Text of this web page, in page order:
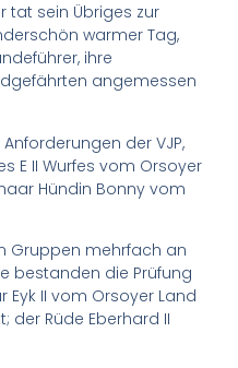
tat sein Übriges zur
warmer Tag,
ihre
angemessen
der VJP,
E II Wurfes vom Orsoyer
Hündin Bonny vom
Gruppen mehrfach an
bestanden die Prüfung
Eyk II vom Orsoyer Land
der Rüde Eberhard II